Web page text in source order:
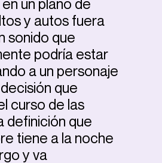
un plano de
y autos fuera
sonido que
podría estar
a un personaje
que
curso de las
definición que
tiene a la noche
y va